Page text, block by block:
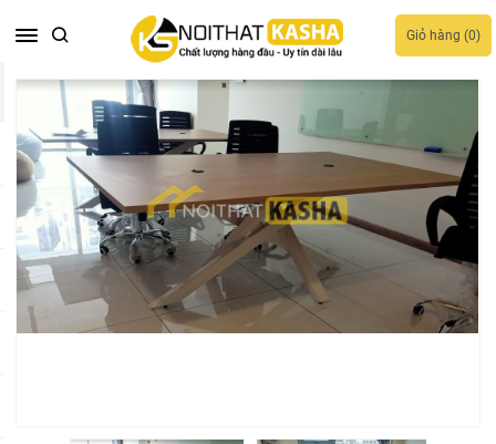
Giỏ hàng (0)